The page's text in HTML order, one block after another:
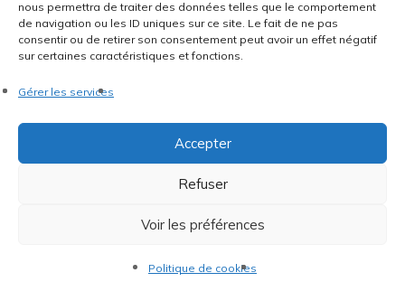
nous permettra de traiter des données telles que le comportement
de navigation ou les ID uniques sur ce site. Le fait de ne pas
consentir ou de retirer son consentement peut avoir un effet négatif
sur certaines caractéristiques et fonctions.
Gérer les services
Accepter
Refuser
Voir les préférences
Politique de cookies
confidentialité
Politique de cookies•Termes & Condition•Mentions légales